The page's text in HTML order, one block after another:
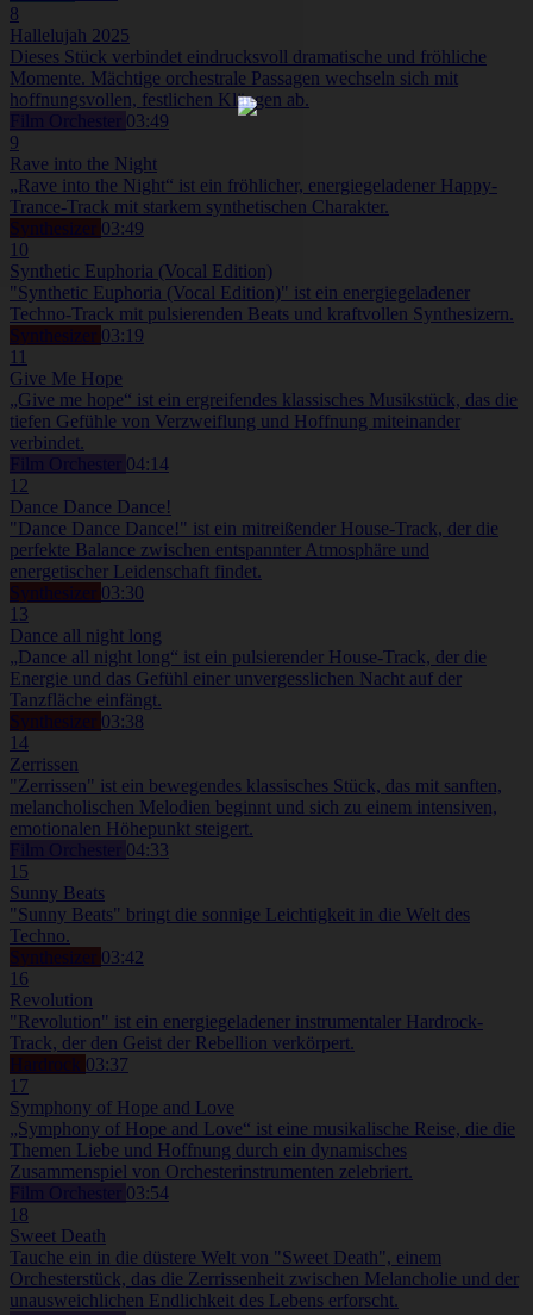
8
Hallelujah 2025
Dieses Stück verbindet eindrucksvoll dramatische und fröhliche
Momente. Mächtige orchestrale Passagen wechseln sich mit
hoffnungsvollen, festlichen Klängen ab.
03:49
9
Rave into the Night
„Rave into the Night“ ist ein fröhlicher, energiegeladener Happy-
Trance-Track mit starkem synthetischen Charakter.
Synthesizer 03:49
10
Synthetic Euphoria (Vocal Edition)
"Synthetic Euphoria (Vocal Edition)" ist ein energiegeladener
Techno-Track mit pulsierenden Beats und kraftvollen Synthesizern.
Synthesizer 03:19
11
Give Me Hope
„Give me hope“ ist ein ergreifendes klassisches Musikstück, das die
tiefen Gefühle von Verzweiflung und Hoffnung miteinander
verbindet.
04:14
12
Dance Dance Dance!
"Dance Dance Dance!" ist ein mitreißender House-Track, der die
perfekte Balance zwischen entspannter Atmosphäre und
energetischer Leidenschaft findet.
Synthesizer 03:30
13
Dance all night long
„Dance all night long“ ist ein pulsierender House-Track, der die
Energie und das Gefühl einer unvergesslichen Nacht auf der
Tanzfläche einfängt.
Synthesizer 03:38
14
Zerrissen
"Zerrissen" ist ein bewegendes klassisches Stück, das mit sanften,
melancholischen Melodien beginnt und sich zu einem intensiven,
emotionalen Höhepunkt steigert.
04:33
15
Sunny Beats
"Sunny Beats" bringt die sonnige Leichtigkeit in die Welt des
Techno.
Synthesizer 03:42
16
Revolution
"Revolution" ist ein energiegeladener instrumentaler Hardrock-
Track, der den Geist der Rebellion verkörpert.
Hardrock 03:37
17
Symphony of Hope and Love
„Symphony of Hope and Love“ ist eine musikalische Reise, die die
Themen Liebe und Hoffnung durch ein dynamisches
Zusammenspiel von Orchesterinstrumenten zelebriert.
03:54
18
Sweet Death
Tauche ein in die düstere Welt von "Sweet Death", einem
Orchesterstück, das die Zerrissenheit zwischen Melancholie und der
unausweichlichen Endlichkeit des Lebens erforscht.